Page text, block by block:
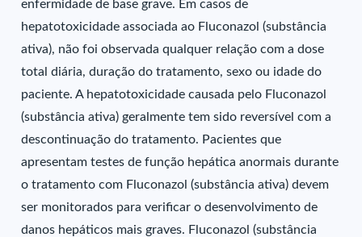
enfermidade de base grave. Em casos de
hepatotoxicidade associada ao Fluconazol (substância
ativa), não foi observada qualquer relação com a dose
total diária, duração do tratamento, sexo ou idade do
paciente. A hepatotoxicidade causada pelo Fluconazol
(substância ativa) geralmente tem sido reversível com a
descontinuação do tratamento. Pacientes que
apresentam testes de função hepática anormais durante
o tratamento com Fluconazol (substância ativa) devem
ser monitorados para verificar o desenvolvimento de
danos hepáticos mais graves. Fluconazol (substância